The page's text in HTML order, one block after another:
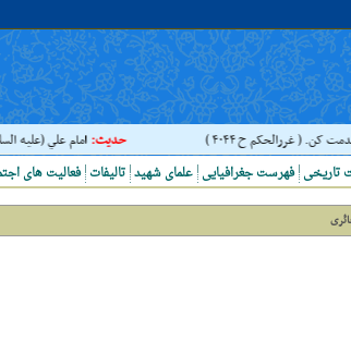
( غررالحکم ح ۴۰۴۴ ) حدیث:امام علي (عليه
فعالیت های تالیفات علمای شهید فهرست جغرافیایی تاریخی